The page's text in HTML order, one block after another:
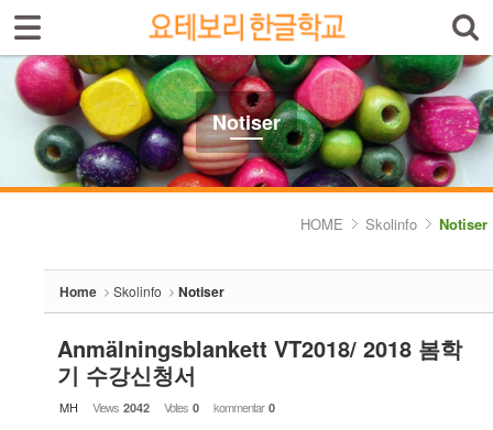
Notiser
HOME Skolinfo Notiser
Home Skolinfo Notiser
Anmälningsblankett VT2018/ 2018 봄학
기 수강신청서
MH Views 2042 Votes 0 kommentar 0
Sign In Sign Up
Select language
Introduktion av skolan
Skolinfo
Photoalbum
Lärarinfo
Sketchbook5, 스케치북5
Sketchbook5, 스케치북5